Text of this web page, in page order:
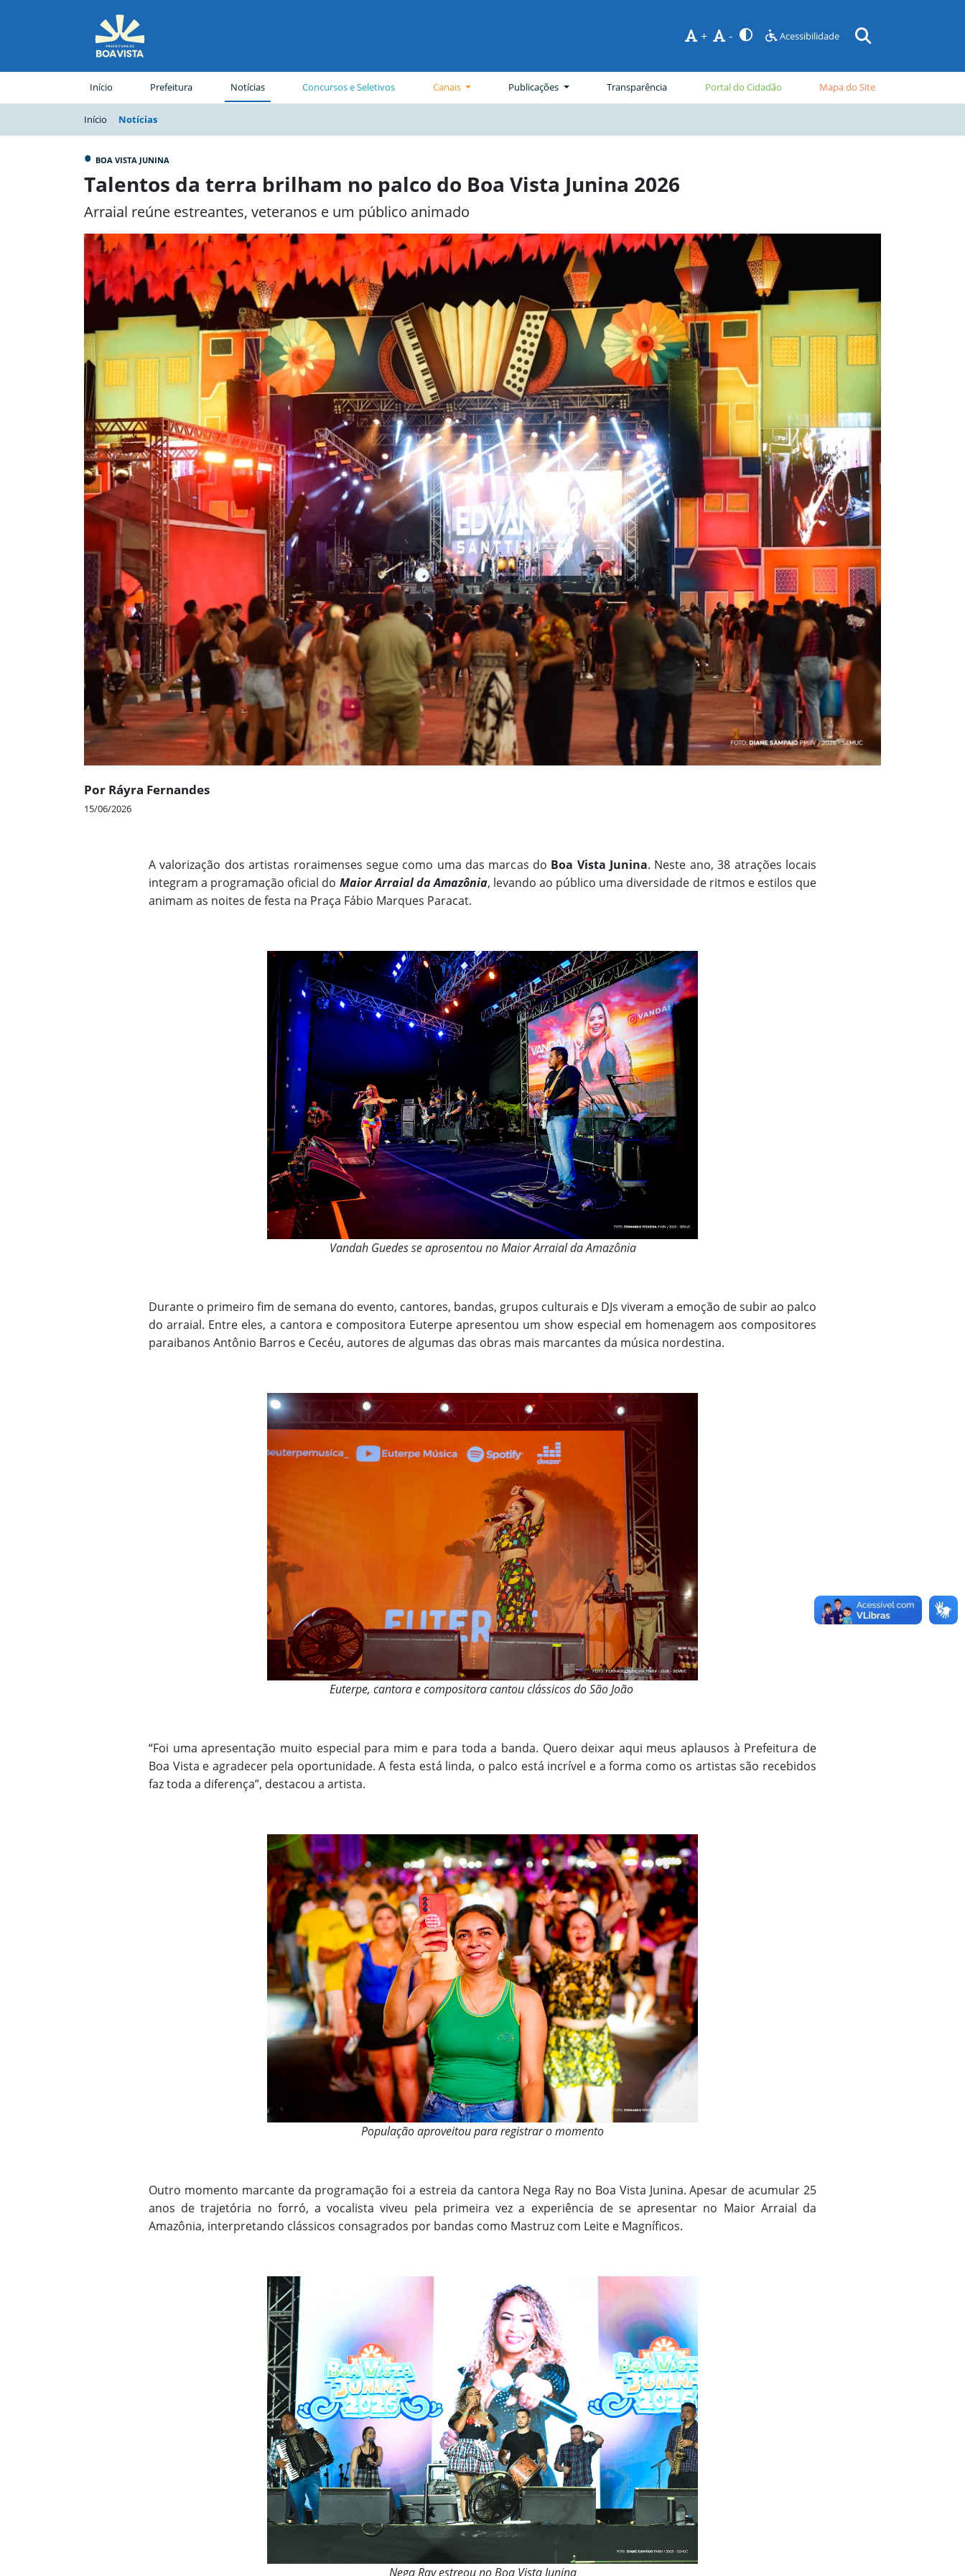
+ - Acessibilidade
Início Prefeitura(página atual)
Notícias Concursos e Seletivos Canais Publicações Transparência Portal do Cidadão Mapa do Site
Início Notícias
• BOA VISTA JUNINA
Talentos da terra brilham no palco do Boa Vista Junina 2026
Arraial reúne estreantes, veteranos e um público animado
Por Ráyra Fernandes
15/06/2026
A valorização dos artistas roraimenses segue como uma das marcas do Boa Vista Junina. Neste ano, 38 atrações locais
integram a programação oficial do Maior Arraial da Amazônia, levando ao público uma diversidade de ritmos e estilos que
animam as noites de festa na Praça Fábio Marques Paracat.
Vandah Guedes se aprosentou no Maior Arraial da Amazônia
Durante o primeiro fim de semana do evento, cantores, bandas, grupos culturais e DJs viveram a emoção de subir ao palco
do arraial. Entre eles, a cantora e compositora Euterpe apresentou um show especial em homenagem aos compositores
paraibanos Antônio Barros e Cecéu, autores de algumas das obras mais marcantes da música nordestina.
Euterpe, cantora e compositora cantou clássicos do São João
“Foi uma apresentação muito especial para mim e para toda a banda. Quero deixar aqui meus aplausos à Prefeitura de
Boa Vista e agradecer pela oportunidade. A festa está linda, o palco está incrível e a forma como os artistas são recebidos
faz toda a diferença”, destacou a artista.
População aproveitou para registrar o momento
Outro momento marcante da programação foi a estreia da cantora Nega Ray no Boa Vista Junina. Apesar de acumular 25
anos de trajetória no forró, a vocalista viveu pela primeira vez a experiência de se apresentar no Maior Arraial da
Amazônia, interpretando clássicos consagrados por bandas como Mastruz com Leite e Magníficos.
Nega Ray estreou no Boa Vista Junina